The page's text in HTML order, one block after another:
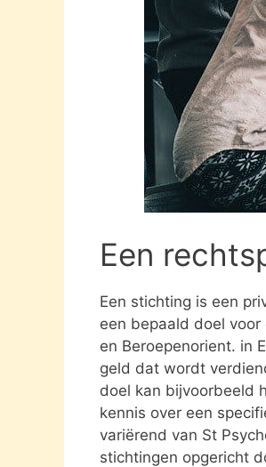
Een
Een stichting is een
een bepaald doel
en Beroepenorient. in
geld dat wordt
doel kan bijvoorbeeld
kennis over een
variërend van St
stichtingen opgericht